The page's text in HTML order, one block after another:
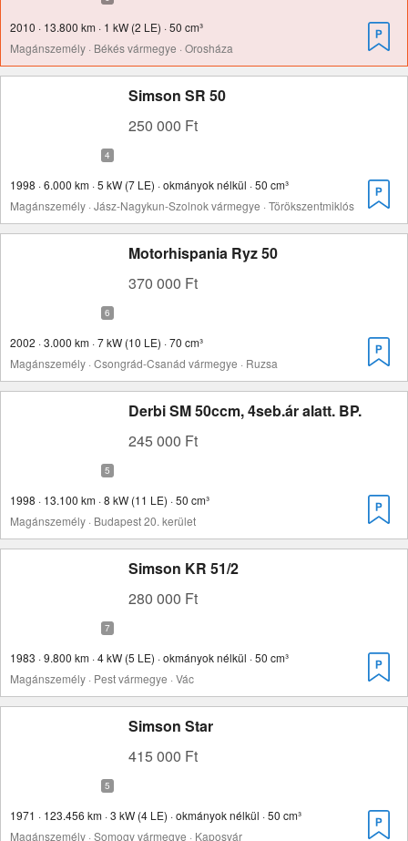
2010 · 13.800 km · 1 kW (2 LE) · 50 cm³
Magánszemély · Békés vármegye · Orosháza
Simson SR 50
250 000 Ft
1998 · 6.000 km · 5 kW (7 LE) · okmányok nélkül · 50 cm³
Magánszemély · Jász-Nagykun-Szolnok vármegye · Törökszentmiklós
Motorhispania Ryz 50
370 000 Ft
2002 · 3.000 km · 7 kW (10 LE) · 70 cm³
Magánszemély · Csongrád-Csanád vármegye · Ruzsa
Derbi SM 50ccm, 4seb.ár alatt. BP.
245 000 Ft
1998 · 13.100 km · 8 kW (11 LE) · 50 cm³
Magánszemély · Budapest 20. kerület
Simson KR 51/2
280 000 Ft
1983 · 9.800 km · 4 kW (5 LE) · okmányok nélkül · 50 cm³
Magánszemély · Pest vármegye · Vác
Simson Star
415 000 Ft
1971 · 123.456 km · 3 kW (4 LE) · okmányok nélkül · 50 cm³
Magánszemély · Somogy vármegye · Kaposvár